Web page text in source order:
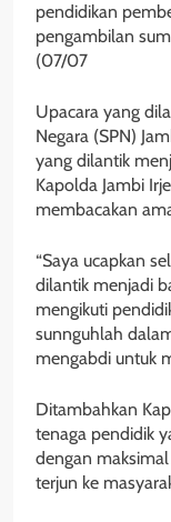
pendidikan
pengambilan
(07/07
Upacara yang
Negara (SPN)
yang dilantik
Kapolda Jambi
membacakan
“Saya ucapkan
dilantik menjadi
mengikuti
sunnguhlah
mengabdi untuk
Ditambahkan
tenaga pendidik
dengan
terjun ke